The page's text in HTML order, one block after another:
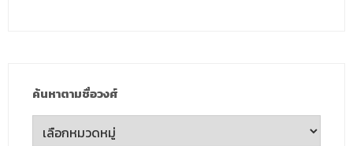
ค้นหาตามชื่อวงศ์
ค้นหา
ตาม